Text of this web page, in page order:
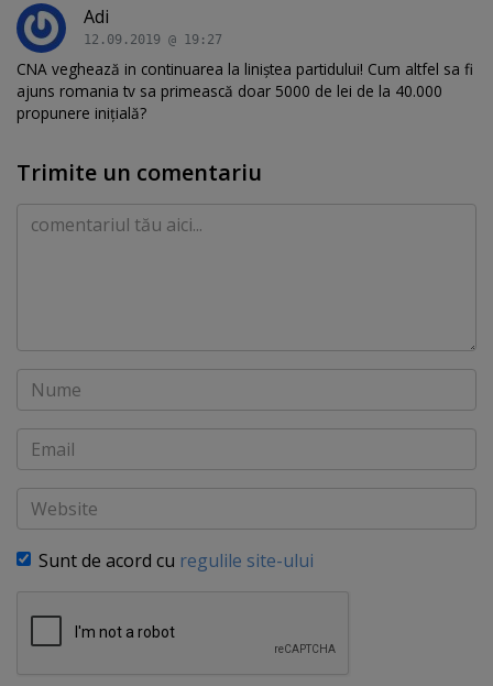
Adi
12.09.2019 @ 19:27
CNA veghează in continuarea la liniștea partidului! Cum altfel sa fi
ajuns romania tv sa primească doar 5000 de lei de la 40.000
propunere inițială?
Trimite un comentariu
Comentariu
Nume
Email
Website
Sunt de acord cu regulile site-ului